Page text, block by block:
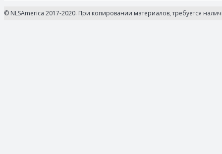
© NLSAmerica 2017-2020. При копировании материалов, требуется